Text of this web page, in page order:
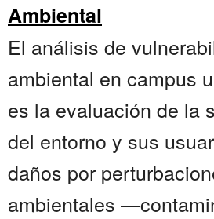
Ambiental
El análisis de
ambiental en campus
es la evaluación de la
del entorno y sus
daños por
ambientales